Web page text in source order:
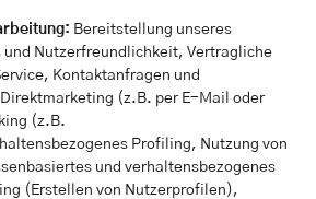
Bereitstellung unseres
und Nutzerfreundlichkeit, Vertragliche
Kontaktanfragen und
(z.B. per E-Mail oder
(z.B.
Profiling, Nutzung von
und verhaltensbezogenes
(Erstellen von Nutzerprofilen),